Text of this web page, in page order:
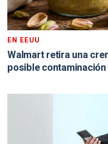
EN EEUU
Walmart retira una
posible